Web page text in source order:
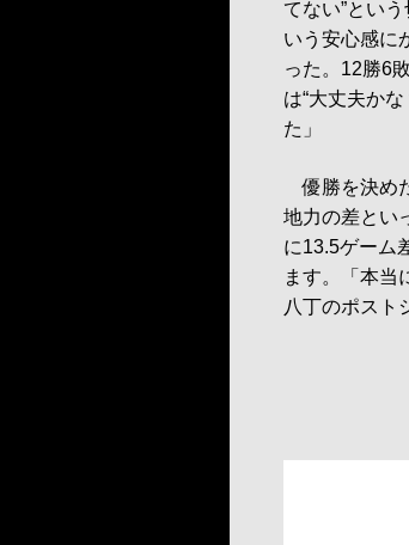
てない”とい
いう安心感に
った。12勝6
は“大丈夫か
た」
優勝を決め
地力の差とい
に13.5ゲーム
ます。「本当
八丁のポスト